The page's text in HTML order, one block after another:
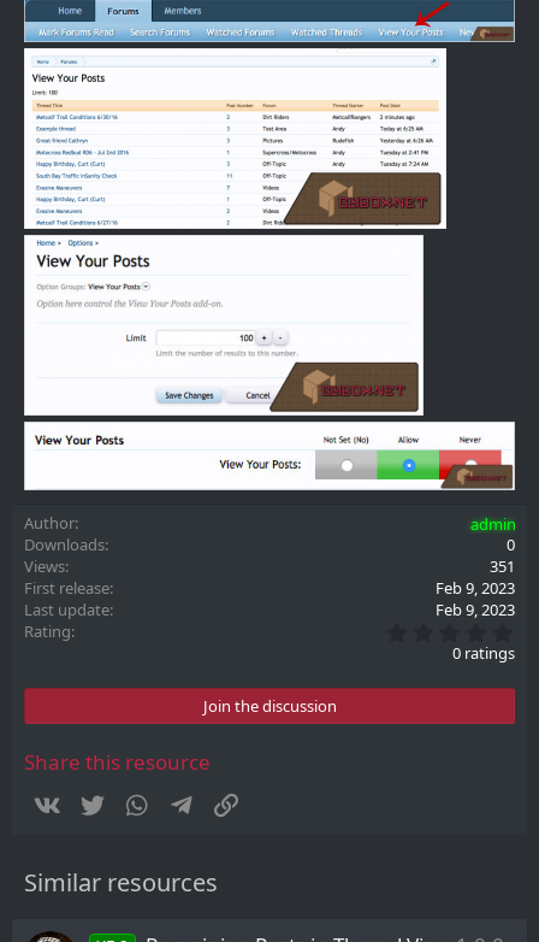
Author
admin
Downloads
0
Views
351
First release
Feb 9, 2023
Last update
Feb 9, 2023
Rating
.
0
0
t
0 ratings
Join the discussion
Share this resource
Vkontakte
Twitter WhatsAppTelegram
Similar resources